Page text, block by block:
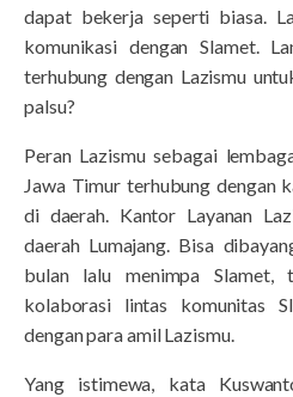
dapat bekerja seperti biasa.
komunikasi dengan Slamet.
terhubung dengan Lazismu
palsu?
Peran Lazismu sebagai
Jawa Timur terhubung dengan
di daerah. Kantor Layanan
daerah Lumajang. Bisa
bulan lalu menimpa
kolaborasi lintas komunitas
dengan para amil Lazismu.
Yang istimewa, kata